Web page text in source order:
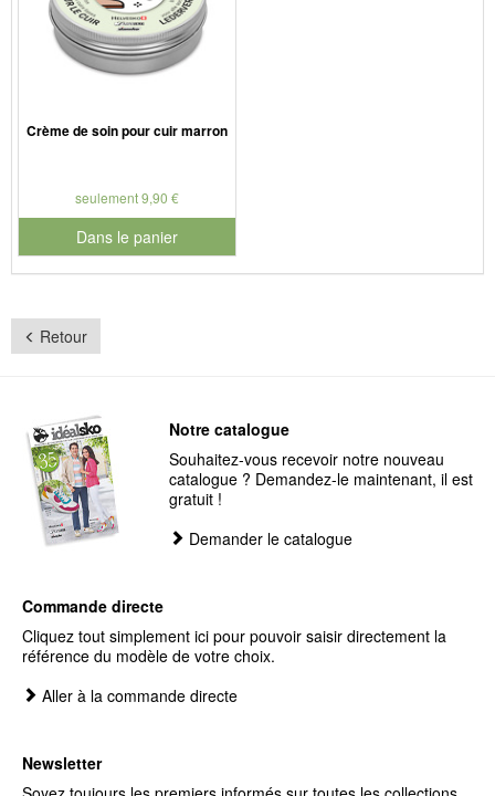
Crème de soin pour cuir marron
seulement 9,90 €
Dans le panier
pour le numéro de produit 901188
Retour
Notre catalogue
Souhaitez-vous recevoir notre nouveau
catalogue ? Demandez-le maintenant, il est
gratuit !
Demander le catalogue
Commande directe
Cliquez tout simplement ici pour pouvoir saisir directement la
référence du modèle de votre choix.
Aller à la commande directe
Newsletter